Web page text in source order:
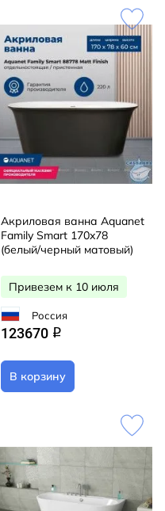
Акриловая ванна Aquanet
Family Smart 170x78
(белый/черный матовый)
Привезем к 10 июля
Россия
123670 q
В корзину